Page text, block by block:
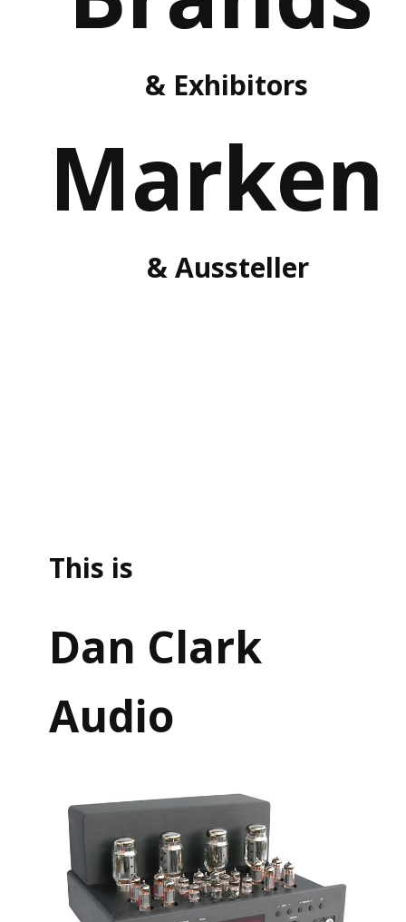
& Exhibitors
Marken
& Aussteller
This is
Dan Clark
Audio